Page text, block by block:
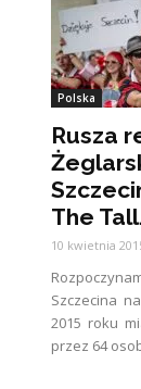
Polska
Rusza
The
10 kwietnia
Szczecina
2015 roku
przez 64